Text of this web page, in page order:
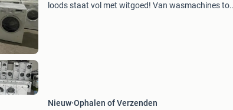
loods staat vol met witgoed! Van wasmachines tot
Nieuw Ophalen of Verzenden